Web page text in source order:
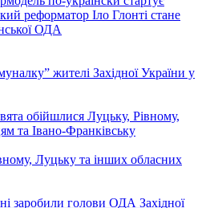
реформатор Іло Глонті стане
ОДА
жителі Західної України у
обійшлися Луцьку, Рівному,
та Івано-Франківську
Луцьку та інших обласних
заробили голови ОДА Західної